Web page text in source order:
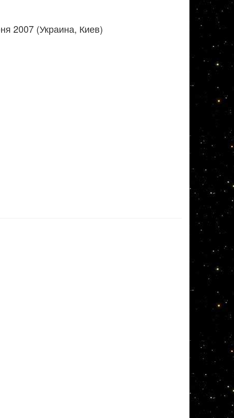
2007 (Украина, Киев)